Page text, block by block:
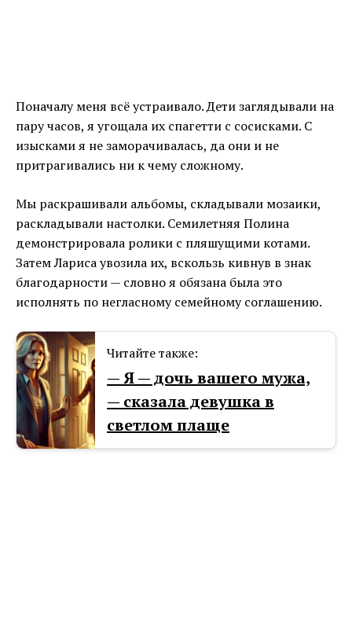
Поначалу меня всё устраивало. Дети заглядывали на
пару часов, я угощала их спагетти с сосисками. С
изысками я не заморачивалась, да они и не
притрагивались ни к чему сложному.
Мы раскрашивали альбомы, складывали мозаики,
раскладывали настолки. Семилетняя Полина
демонстрировала ролики с пляшущими котами.
Затем Лариса увозила их, вскользь кивнув в знак
благодарности — словно я обязана была это
исполнять по негласному семейному соглашению.
Читайте также:
— Я — дочь вашего мужа,
— сказала девушка в
светлом плаще